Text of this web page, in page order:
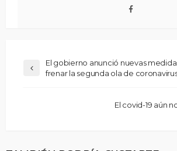
El gobierno anunció nuevas
frenar la segunda ola de
El covid-19 aún